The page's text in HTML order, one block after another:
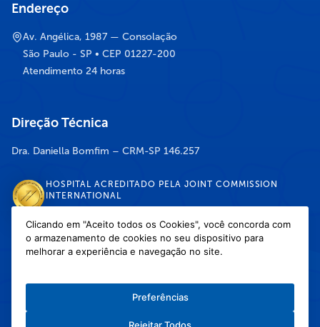
Endereço
Av. Angélica, 1987 — Consolação
São Paulo - SP • CEP 01227-200
Atendimento 24 horas
Direção Técnica
Dra. Daniella Bomfim – CRM-SP 146.257
HOSPITAL ACREDITADO PELA JOINT COMMISSION
INTERNATIONAL
DISPONÍVEL NAS LOJAS
Clicando em "Aceito todos os Cookies", você concorda com
o armazenamento de cookies no seu dispositivo para
melhorar a experiência e navegação no site.
Preferências